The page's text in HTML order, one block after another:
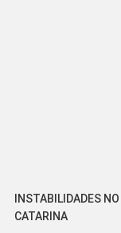
INSTABILIDADES
CATARINA